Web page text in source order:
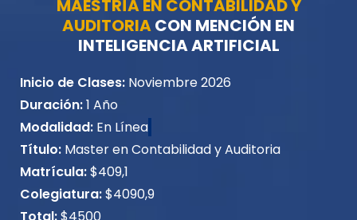
MAESTRÍA EN CONTABILIDAD Y
AUDITORIACON MENCIÓN EN
INTELIGENCIA ARTIFICIAL
Inicio de Clases: Noviembre 2026
Duración:1 Año
Modalidad: En Línea
Título: Master en Contabilidad y Auditoria
Matrícula:$409,1
Colegiatura:$4090,9